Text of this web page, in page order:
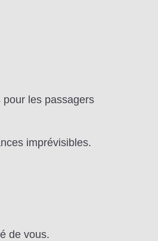
les passagers
imprévisibles.
de vous.